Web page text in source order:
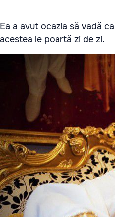
Ea a avut ocazia să vadă
acestea le poartă zi de zi.